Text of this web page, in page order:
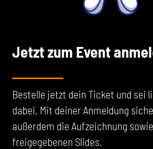
Jetzt zum Event
Bestelle jetzt dein Ticket und sei
dabei. Mit deiner Anmeldung
außerdem die Aufzeichnung
freigegebenen Slides.